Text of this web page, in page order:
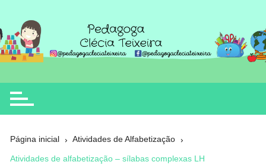
o
conteúdo
Clécia Teixeira
educação
Página inicial Atividades de Alfabetização
Atividades de alfabetização – sílabas complexas LH